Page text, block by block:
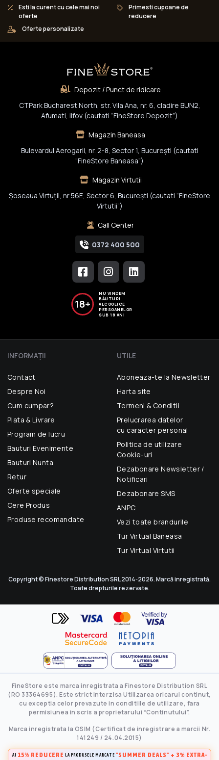
Esti la curent cu cele mai noi
oferte
Primesti cupoane de
reducere
Oferte personalizate
Depozit / Punct de ridicare
CTPark Bucharest North, str. Vila Ana, nr. 6, cladire BUN2,
Afumati, Ilfov (cautati “FineStore Depozit”)
Magazin Baneasa
Bulevardul Aerogarii, nr. 2-8, Sector 1, Bucureşti (cautati
“FineStore Baneasa”)
Magazin Virtutii
Șoseaua Virtuții, nr 56E, Sector 6, București (cautati “FineStore
Virtutii”)
Call Center
0372 400 500
18+
NU VINDEM
BĂUTURI
ALCOOLICE
PERSOANELOR
SUB 18 ANI
INFORMAŢII
Contact
Despre Noi
Cum cumpar?
Plata & Livrare
Program de lucru
Bauturi Evenimente
Bauturi Nunta
Retur
Oferte speciale
Cere Produs
Produse recomandate
UTILE
Aboneaza-te la Newsletter
Harta site
Termeni & Conditii
Prelucrarea datelor
cu caracter personal
Politica de utilizare
Cookie-uri
Dezabonare Newsletter /
Notificari
Dezabonare SMS
ANPC
Vezi toate brandurile
Tur Virtual Baneasa
Tur Virtual Virtutii
Copyright © Finestore Distribution SRL 2014-2026. Marcă inregistrată.
Toate drepturile rezervate.
FineStore este marca inregistrata a Finestore Distribution SRL
(RO 33364695). Este strict interzisa Utilizarea oricarui continut,
cu exceptia celor prevazute in conditiile de utilizare, fara
permisiunea in scris a proprietarului “Continutului”.
Marca inregistrata la OSIM (Certificat de inregistrare a marcii Nr.
141249 / 24.04.2015)
AI 15% REDUCERE LA PRODUSELE MARCATE "SUMMER DEALS" + 3% EXTRA-